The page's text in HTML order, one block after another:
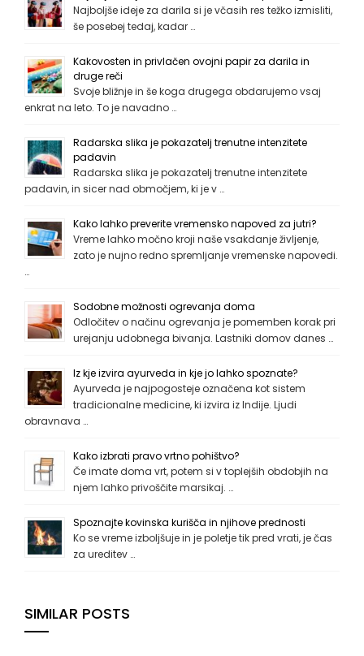
Najboljše ideje za darila si je včasih res težko izmisliti,
še posebej tedaj, kadar …
Kakovosten in privlačen ovojni papir za darila in
druge reči
Svoje bližnje in še koga drugega obdarujemo vsaj
enkrat na leto. To je navadno …
Radarska slika je pokazatelj trenutne intenzitete
padavin
Radarska slika je pokazatelj trenutne intenzitete
padavin, in sicer nad območjem, ki je v …
Kako lahko preverite vremensko napoved za jutri?
Vreme lahko močno kroji naše vsakdanje življenje,
zato je nujno redno spremljanje vremenske napovedi.
…
Sodobne možnosti ogrevanja doma
Odločitev o načinu ogrevanja je pomemben korak pri
urejanju udobnega bivanja. Lastniki domov danes …
Iz kje izvira ayurveda in kje jo lahko spoznate?
Ayurveda je najpogosteje označena kot sistem
tradicionalne medicine, ki izvira iz Indije. Ljudi
obravnava …
Kako izbrati pravo vrtno pohištvo?
Če imate doma vrt, potem si v toplejših obdobjih na
njem lahko privoščite marsikaj. …
Spoznajte kovinska kurišča in njihove prednosti
Ko se vreme izboljšuje in je poletje tik pred vrati, je čas
za ureditev …
SIMILAR POSTS